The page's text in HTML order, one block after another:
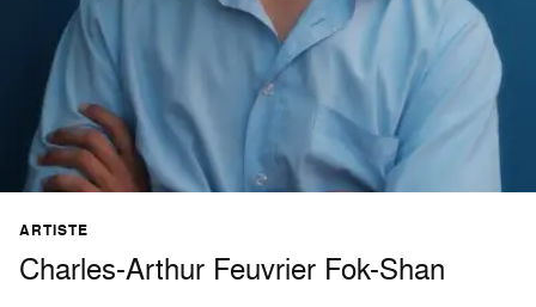
ARTISTE
Charles-Arthur Feuvrier Fok-Shan